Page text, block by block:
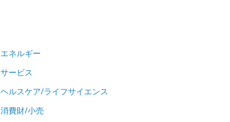
エネルギー
サービス
ヘルスケア/ライフサイエンス
消費財/小売